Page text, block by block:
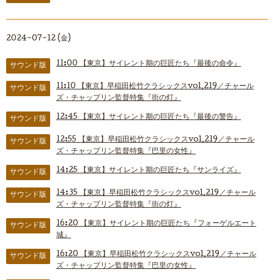
2024-07-12 (金)
サウンド版 11:00 【東京】サイレント期の巨匠たち『最後の命令』
サウンド版 11:10
【東京】早稲田松竹クラシックスvol.219／チャール
ズ・チャップリン監督特集『街の灯』
サウンド版 12:45 【東京】サイレント期の巨匠たち『最後の警告』
サウンド版 12:55
【東京】早稲田松竹クラシックスvol.219／チャール
ズ・チャップリン監督特集『巴里の女性』
サウンド版 14:25 【東京】サイレント期の巨匠たち『サンライズ』
サウンド版 14:35
【東京】早稲田松竹クラシックスvol.219／チャール
ズ・チャップリン監督特集『街の灯』
サウンド版 16:20
【東京】サイレント期の巨匠たち『フォーゲルエート
城』
サウンド版 16:20
【東京】早稲田松竹クラシックスvol.219／チャール
ズ・チャップリン監督特集『巴里の女性』